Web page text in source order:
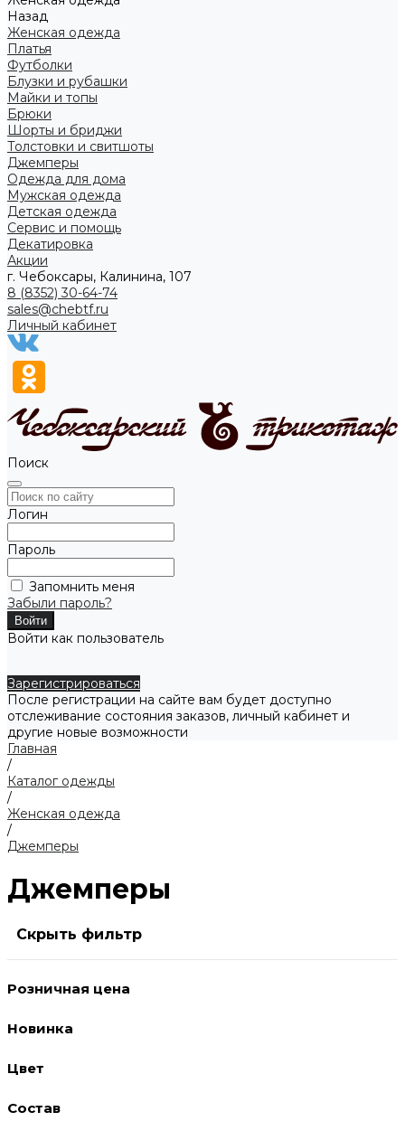
Назад
Женская одежда
Платья
Футболки
Блузки и рубашки
Майки и топы
Брюки
Шорты и бриджи
Толстовки и свитшоты
Джемперы
Одежда для дома
Мужская одежда
Детская одежда
Сервис и помощь
Декатировка
Акции
г. Чебоксары, Калинина, 107
8 (8352) 30-64-74
sales@chebtf.ru
Личный кабинет
Поиск
Логин
Пароль
Запомнить меня
Забыли пароль?
Войти как пользователь
Зарегистрироваться
После регистрации на сайте вам будет доступно
отслеживание состояния заказов, личный кабинет и
другие новые возможности
Главная
/
Каталог одежды
/
Женская одежда
/
Джемперы
Джемперы
Скрыть фильтр
Розничная цена
Новинка
Цвет
Состав